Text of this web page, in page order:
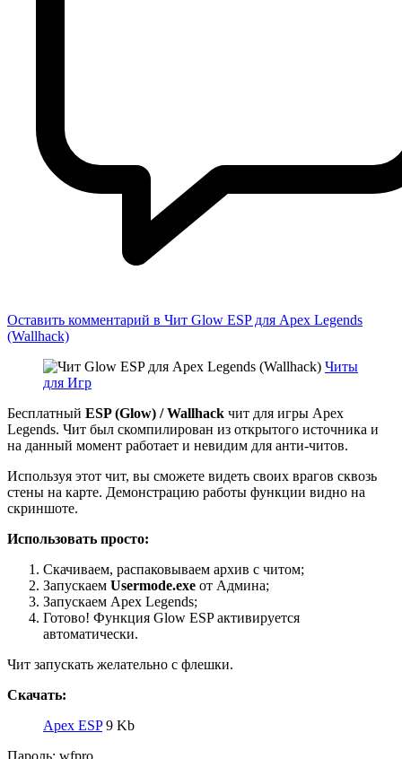
Оставить комментарий в Чит Glow ESP для Apex Legends
(Wallhack)
Читы
для Игр
Бесплатный ESP (Glow) / Wallhack чит для игры Apex
Legends. Чит был скомпилирован из открытого источника и
на данный момент работает и невидим для анти-читов.
Используя этот чит, вы сможете видеть своих врагов сквозь
стены на карте. Демонстрацию работы функции видно на
скриншоте.
Использовать просто:
Скачиваем, распаковываем архив с читом;
Запускаем Usermode.exe от Админа;
Запускаем Apex Legends;
Готово! Функция Glow ESP активируется
автоматически.
Чит запускать желательно с флешки.
Скачать:
Apex ESP9 Kb
Пароль: wfpro